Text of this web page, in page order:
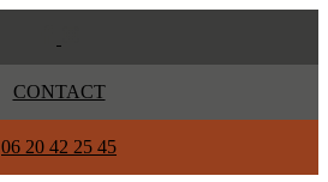
CONTACT
06 20 42 25 45